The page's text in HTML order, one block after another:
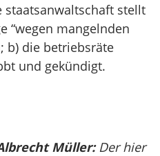
staatsanwaltschaft stellt
“wegen mangelnden
b) die betriebsräte
und gekündigt.
Müller:Der hier